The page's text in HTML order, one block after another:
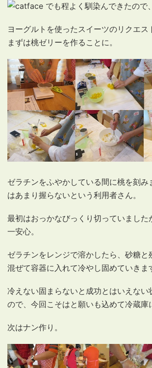
でも程よく馴染んできたので
ヨーグルトを使ったスイーツのリクエス
まずは桃ゼリーを作ることに。
ゼラチンをふやかしている間に桃を刻み
はあまり握らないという利用者さん。
最初はおっかなびっくり切っていました
一安心。
ゼラチンをレンジで溶かしたら、砂糖と
混ぜて容器に入れて冷やし固めていきま
冷えない固まらないと成功とはいえない
ので、今回こそはと願いも込めて冷蔵庫
次はナン作り。